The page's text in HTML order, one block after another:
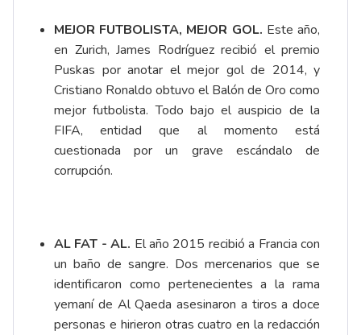
MEJOR FUTBOLISTA, MEJOR GOL. Este año,
en Zurich, James Rodríguez recibió el premio
Puskas por anotar el mejor gol de 2014, y
Cristiano Ronaldo obtuvo el Balón de Oro como
mejor futbolista. Todo bajo el auspicio de la
FIFA, entidad que al momento está
cuestionada por un grave escándalo de
corrupción.
AL FAT - AL. El año 2015 recibió a Francia con
un baño de sangre. Dos mercenarios que se
identificaron como pertenecientes a la rama
yemaní de Al Qaeda asesinaron a tiros a doce
personas e hirieron otras cuatro en la redacción